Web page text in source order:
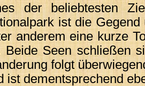
der beliebtesten
ist die
anderem eine kurze
Beide Seen schließen
folgt
ist dementsprechend